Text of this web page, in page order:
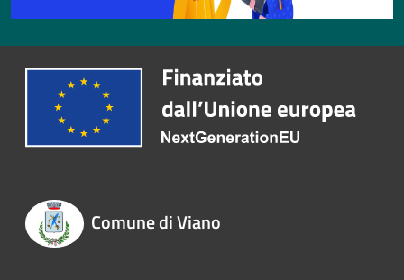
Comune di Viano